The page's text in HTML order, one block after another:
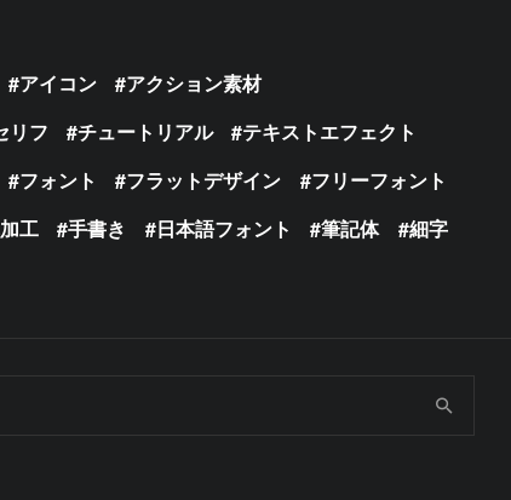
アイコン
アクション素材
リフ チュートリアル
テキストエフェクト
フォント フラットデザイン
フリーフォント
工 手書き 日本語フォント 筆記体
細字